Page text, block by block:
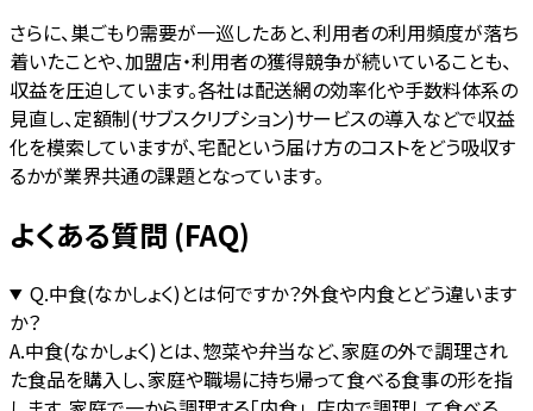
さらに、巣ごもり需要が一巡したあと、利用者の利用頻度が落ち
着いたことや、加盟店・利用者の獲得競争が続いていることも、
収益を圧迫しています。各社は配送網の効率化や手数料体系の
見直し、定額制(サブスクリプション)サービスの導入などで収益
化を模索していますが、宅配という届け方のコストをどう吸収す
るかが業界共通の課題となっています。
よくある質問 (FAQ)
Q.中食(なかしょく)とは何ですか？外食や内食とどう違います
か？
A.中食(なかしょく)とは、惣菜や弁当など、家庭の外で調理され
た食品を購入し、家庭や職場に持ち帰って食べる食事の形を指